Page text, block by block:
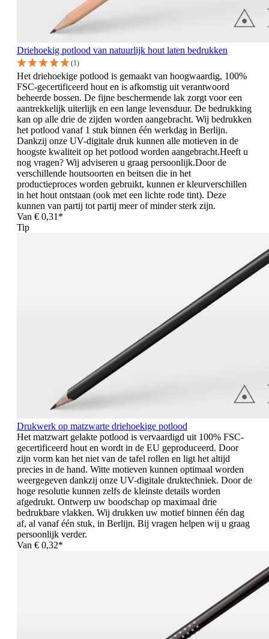
Driehoekig potlood van natuurlijk hout laten bedrukken
(1)
Het driehoekige potlood is gemaakt van hoogwaardig, 100%
FSC-gecertificeerd hout en is afkomstig uit verantwoord
beheerde bossen. De fijne beschermende lak zorgt voor een
aantrekkelijk uiterlijk en een lange levensduur. De bedrukking
kan op alle drie de zijden worden aangebracht. Wij bedrukken
het potlood vanaf 1 stuk binnen één werkdag in Berlijn.
Dankzij onze UV-digitale druk kunnen alle motieven in de
hoogste kwaliteit op het potlood worden aangebracht.Heeft u
nog vragen? Wij adviseren u graag persoonlijk.Door de
verschillende houtsoorten en beitsen die in het
productieproces worden gebruikt, kunnen er kleurverschillen
in het hout ontstaan (ook met een lichte rode tint). Deze
kunnen van partij tot partij meer of minder sterk zijn.
Van € 0,31*
Tip
Drukwerk op matzwarte driehoekige potlood
Het matzwart gelakte potlood is vervaardigd uit 100% FSC-
gecertificeerd hout en wordt in de EU geproduceerd. Door
zijn vorm kan het niet van de tafel rollen en ligt het altijd
precies in de hand. Witte motieven kunnen optimaal worden
weergegeven dankzij onze UV-digitale druktechniek. Door de
hoge resolutie kunnen zelfs de kleinste details worden
afgedrukt. Ontwerp uw boodschap op maximaal drie
bedrukbare vlakken. Wij drukken uw motief binnen één dag
af, al vanaf één stuk, in Berlijn. Bij vragen helpen wij u graag
persoonlijk verder.
Van € 0,32*